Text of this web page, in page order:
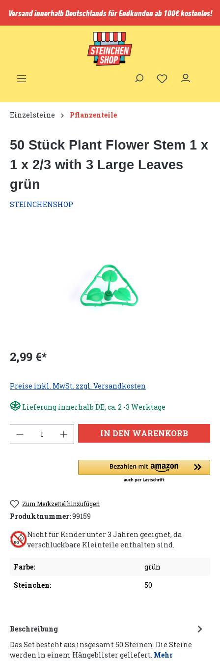
springen
Versand innerhalb Deutschlands für Endkunden ab 100€ kostenlos!
Einzelsteine Pflanzenteile
50 Stück Plant Flower Stem 1 x
1 x 2/3 with 3 Large Leaves
grün
STEINCHENSHOP
2,99 €*
Preise inkl. MwSt. zzgl. Versandkosten
Lieferung innerhalb DE, ca. 2 -3 Werktage
IN DEN WARENKORB
Zum Merkzettel hinzufügen
Produktnummer:99159
Nicht für Kinder unter 3 Jahren geeignet, da
verschluckbare Kleinteile enthalten sind.
Farbe:
grün
Steinchen:
50
Beschreibung
Das Set besteht aus insgesamt 50 Steinen. Die Steine
werden in einem Hängeblister geliefert. Mehr